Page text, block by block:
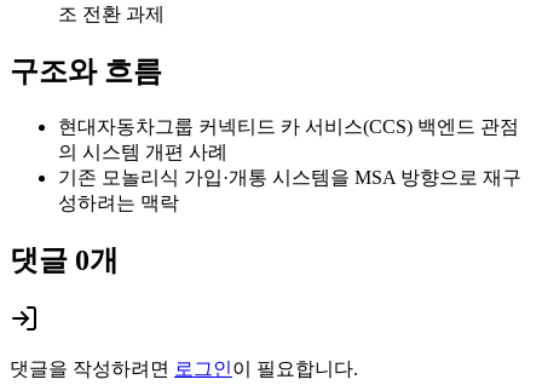
조 전환 과제
구조와 흐름
현대자동차그룹 커넥티드 카 서비스(CCS) 백엔드 관점
의 시스템 개편 사례
기존 모놀리식 가입·개통 시스템을 MSA 방향으로 재구
성하려는 맥락
댓글 0개
댓글을 작성하려면 로그인이 필요합니다.